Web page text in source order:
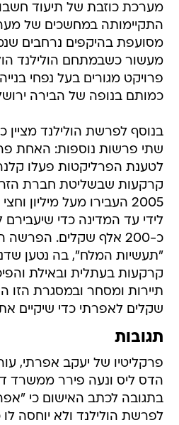
מערכת כוזבת של תיעוד
התקיימותה במחשכים של
מסועפת בהיקפים נרחבים
מעשור כשבמתחם הולילנד
פרויקט מגורים בעל נפחי
כמותם בנופה של הבירה
בנוסף לפרשת הולילנד
שתי פרשות נוספות: האחת
לטענת הפרליקטות פעלו
2005 העבירו מעל מיליון
לידי עד המדינה כדי שיעבירם
כ-200 אלף שקלים.
"תעשיות המלח", בה נטען
קרקעות בעתלית ובאילת
שקלים לאפרתי כדי שיקיים
תגובות
פרקליטיו של יעקב אפרתי,
הדס ליס ונעה פירר ממשרד
בתגובה לכתב האישום כי
לפרשת הולילנד ולא יוחסה לו